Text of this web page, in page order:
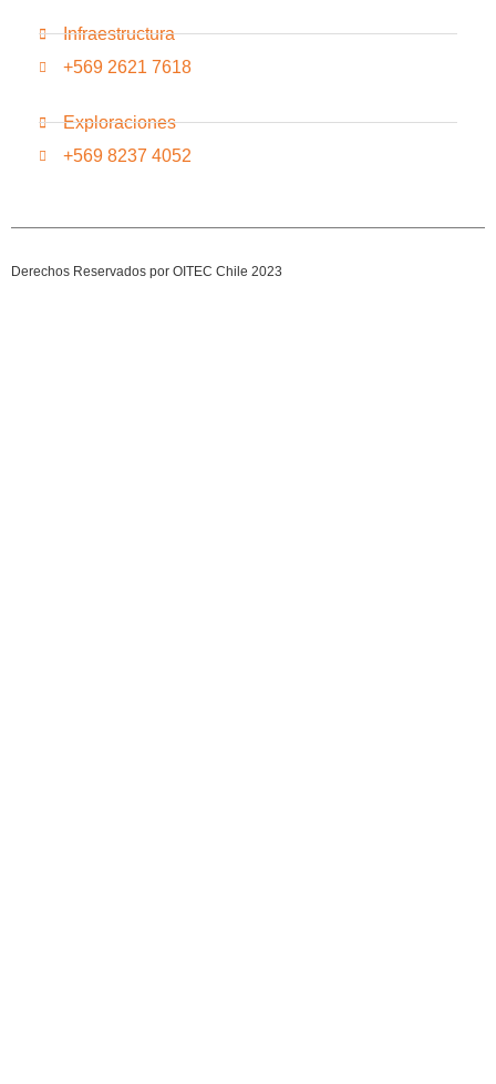
Infraestructura
+569 2621 7618
Exploraciones
+569 8237 4052
Derechos Reservados por OITEC Chile 2023